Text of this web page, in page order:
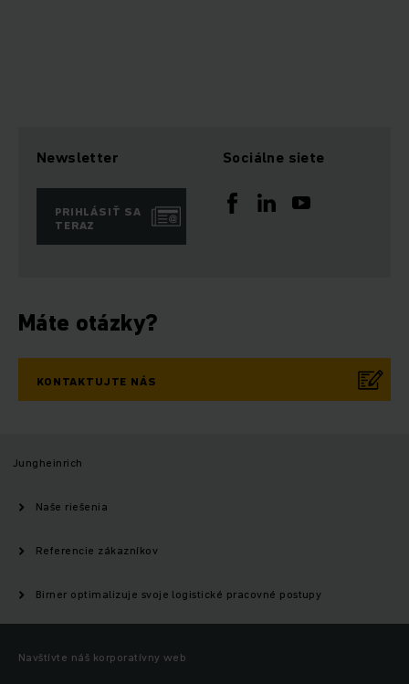
Newsletter
PRIHLÁSIŤ SA
TERAZ
Sociálne siete
Máte otázky?
KONTAKTUJTE NÁS
Jungheinrich
Naše riešenia
Referencie zákazníkov
Birner optimalizuje svoje logistické pracovné postupy
Navštívte náš korporatívny web